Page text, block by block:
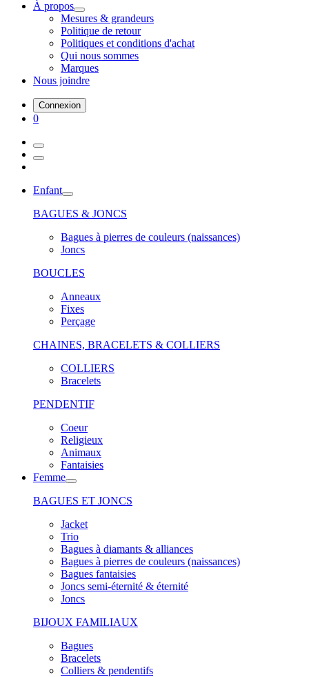
À propos
Mesures & grandeurs
Politique de retour
Politiques et conditions d'achat
Qui nous sommes
Marques
Nous joindre
Connexion
0
Enfant
BAGUES & JONCS
Bagues à pierres de couleurs (naissances)
Joncs
BOUCLES
Anneaux
Fixes
Perçage
CHAINES, BRACELETS & COLLIERS
COLLIERS
Bracelets
PENDENTIF
Coeur
Religieux
Animaux
Fantaisies
Femme
BAGUES ET JONCS
Jacket
Trio
Bagues à diamants & alliances
Bagues à pierres de couleurs (naissances)
Bagues fantaisies
Joncs semi-éternité & éternité
Joncs
BIJOUX FAMILIAUX
Bagues
Bracelets
Colliers & pendentifs